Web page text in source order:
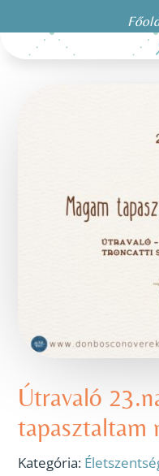
Útravaló
tapasztaltam
Kategória: